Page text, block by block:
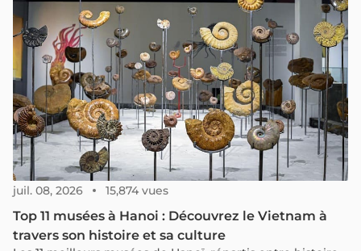
juil. 08, 2026 15,874 vues
Top 11 musées à Hanoi : Découvrez le Vietnam à
travers son histoire et sa culture